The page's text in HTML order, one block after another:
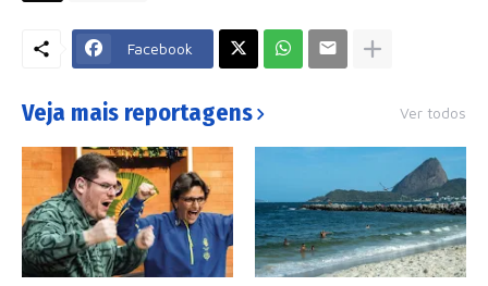
Facebook
Veja mais reportagens Ver todos